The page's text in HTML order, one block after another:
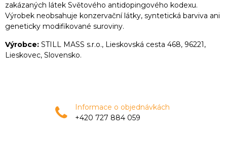
zakázaných látek Světového antidopingového kodexu.
Výrobek neobsahuje konzervační látky, syntetická barviva ani
geneticky modifikované suroviny.
Výrobce: STILL MASS s.r.o., Lieskovská cesta 468, 96221,
Lieskovec, Slovensko.
Informace o objednávkách
+420 727 884 059